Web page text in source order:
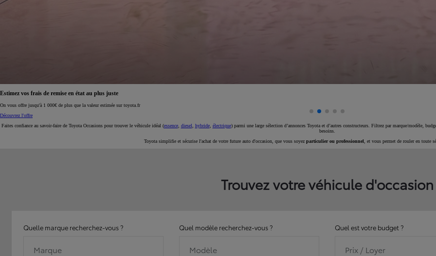
Estimez vos frais de remise en état au plus juste
On vous offre jusqu'à 1 000€ de plus que la valeur estimée sur toyota.fr
Découvrez l'offre
Faites confiance au savoir-faire de Toyota Occasions pour trouver le véhicule idéal (essence, diesel hybride, électrique) parmi une large sélection d’annonces Toyota et d’autres constructeurs. Filtrez par marque/modèle,
besoins.
Toyota simplifie et sécurise l'achat de votre future auto d'occasion, que vous soyez particulier ou professionnel , et vous permet de rouler en toute
Trouvez votre véhicule d'occasion
Quelle marque recherchez-vous ?
Marque
Quel modèle recherchez-vous ?
Modèle
Quel est votre budget ?
Prix / Loyer